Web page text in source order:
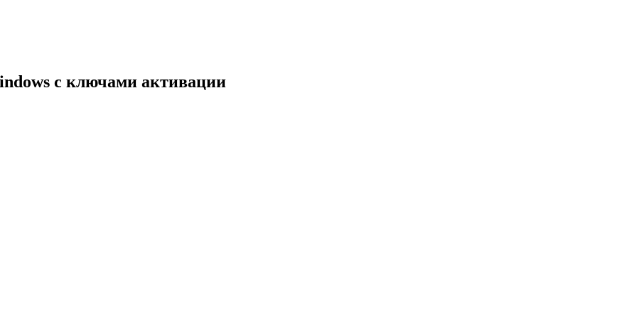
с ключами активации